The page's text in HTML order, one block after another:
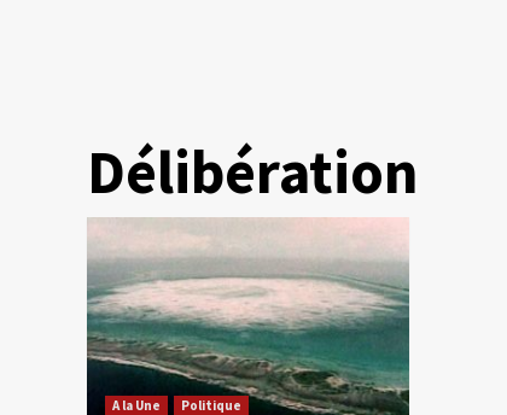
Délibération
A la Une Politique